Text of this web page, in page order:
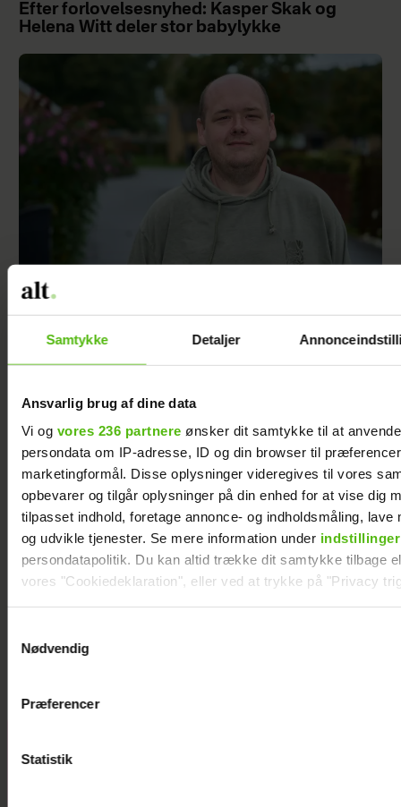
Samtykke Detaljer
Ansvarlig brug af dine data
Vi og vores 236 partnere ønsker dit samtykke til at
persondata om IP-adresse, ID og din browser til
marketingformål. Disse oplysninger videregives til vores
opbevarer og tilgår oplysninger på din enhed for at vise dig
tilpasset indhold, foretage annonce- og indholdsmåling, lave
og udvikle tjenester. Se mere information under indstillinger
persondatapolitik. Du kan altid trække dit samtykke tilbage
vores "Cookiedeklaration", eller ved at trykke på "Privacy
Vi anvender egne cookies og cookies fra tredjeparter til at
generere statistik og huske dine præferencer samt til brug
Nødvendig
Præferencer
Statistik
Efter forlovelsesnyhed: Kasper Skak og
Helena Witt deler stor babylykke
TV 2-profilen Stefan Jepsen ramt af
nyresvigt